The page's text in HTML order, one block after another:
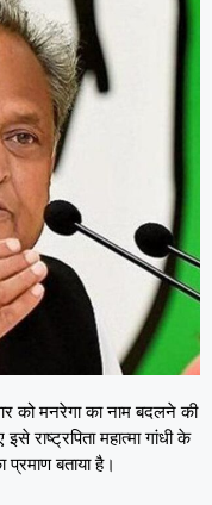
को मनरेगा का नाम बदलने की
राष्ट्रपिता महात्मा गांधी के
बताया है।